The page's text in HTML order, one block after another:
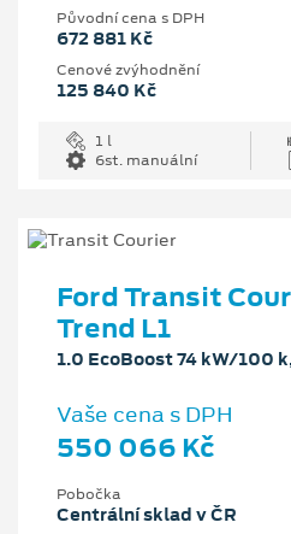
Původní cena s DPH
672 881 Kč
Cenové zvýhodnění
125 840 Kč
1 l
6st. manuální
Ford Transit
Trend L1
1.0 EcoBoost 74 kW/100
Vaše cena s DPH
550 066 Kč
Pobočka
Centrální sklad v ČR